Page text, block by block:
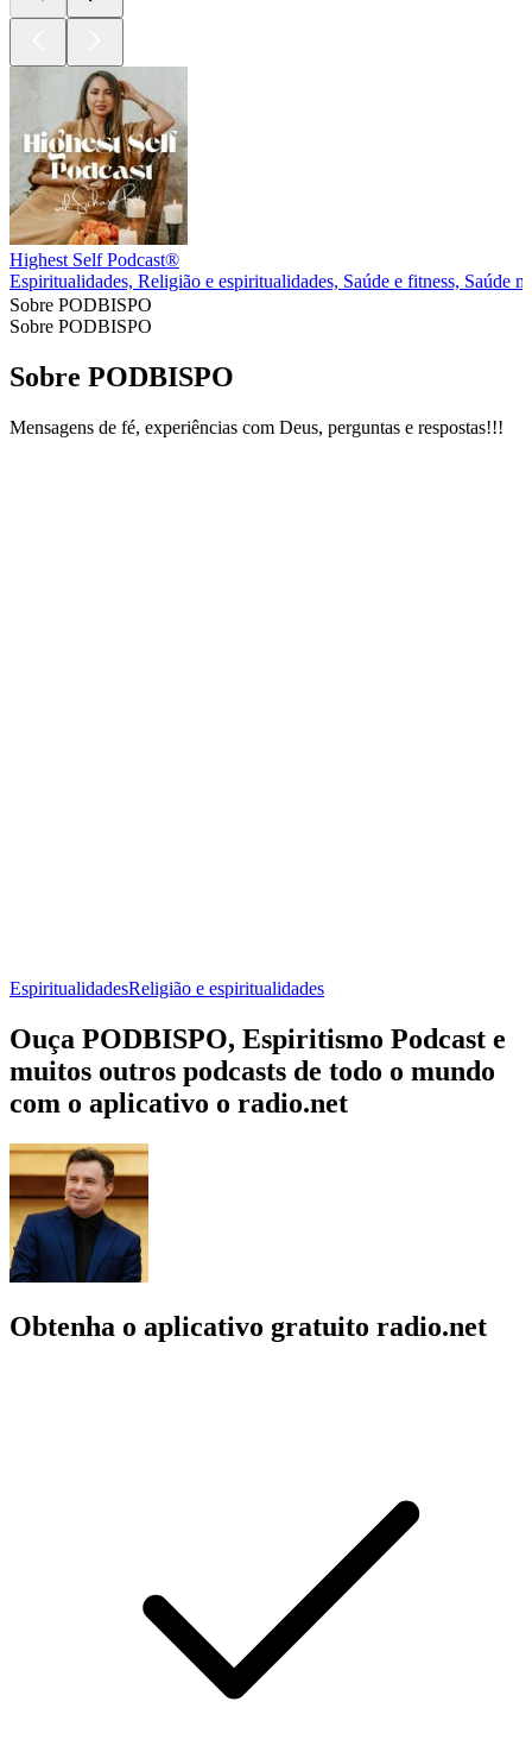
Highest Self Podcast®
Espiritualidades, Religião e espiritualidades, Saúde e fitness, Saúde
Sobre PODBISPO
Sobre PODBISPO
Sobre PODBISPO
Mensagens de fé, experiências com Deus, perguntas e respostas!!!
EspiritualidadesReligião e espiritualidades
Ouça PODBISPO, Espiritismo Podcast e
muitos outros podcasts de todo o mundo
com o aplicativo o radio.net
Obtenha o aplicativo gratuito radio.net